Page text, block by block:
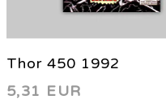
Thor 450 1992
5,31 EUR